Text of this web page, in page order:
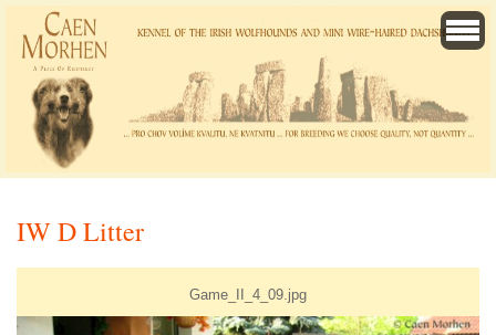
IW D Litter
Game_II_4_09.jpg